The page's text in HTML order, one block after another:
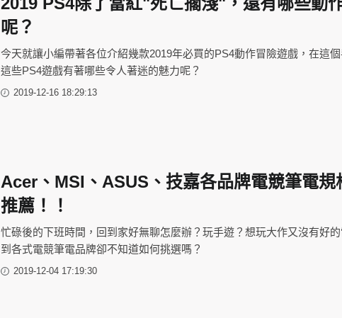
呢？
今天就讓小編帶著各位介紹幾款2019年必買的PS4動作冒險遊戲，在這
這些PS4遊戲有著哪些令人著迷的魅力呢？
2019-12-16 18:29:13
Acer、MSI、ASUS、技嘉各品牌電競筆電規
推薦！！
忙碌後的下班時間，回到家好無聊怎麼辦？玩手遊？想玩大作又沒有好
到各式電競筆電品牌卻不知道如何挑選嗎？
2019-12-04 17:19:30